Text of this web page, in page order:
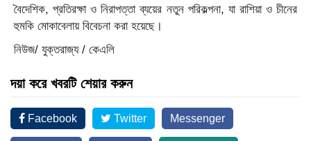
বৈদেশিক, প্রতিরক্ষা ও নিরাপত্তা ব্যয়ের নতুন পরিকল্পনা, যা রাশিয়া ও চীনের
হুমকি মোকাবেলায় বিবেচনা করা হয়েছে।
নিউজ/ যুক্তরাজ্য / কেএলি
দয়া করে খবরটি শেয়ার করুন
Facebook Twitter Messenger